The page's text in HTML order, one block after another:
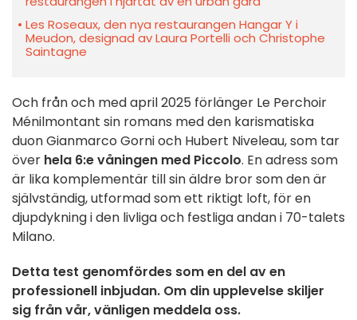
Les Roseaux, den nya restaurangen Hangar Y i
Meudon, designad av Laura Portelli och Christophe
Saintagne
Och från och med april 2025 förlänger Le Perchoir
Ménilmontant sin romans med den karismatiska
duon Gianmarco Gorni och Hubert Niveleau, som tar
över hela 6:e våningen med Piccolo. En adress som
är lika komplementär till sin äldre bror som den är
självständig, utformad som ett riktigt loft, för en
djupdykning i den livliga och festliga andan i 70-talets
Milano.
Detta test genomfördes som en del av en
professionell inbjudan. Om din upplevelse skiljer
sig från vår, vänligen meddela oss.